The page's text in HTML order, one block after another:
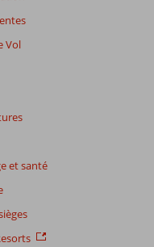
Vol
et santé